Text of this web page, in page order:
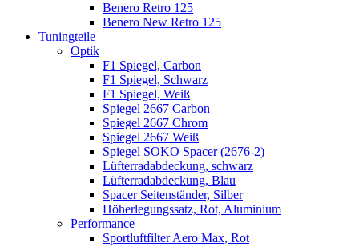
Benero Retro 125
Benero New Retro 125
Tuningteile
Optik
F1 Spiegel, Carbon
F1 Spiegel, Schwarz
F1 Spiegel, Weiß
Spiegel 2667 Carbon
Spiegel 2667 Chrom
Spiegel 2667 Weiß
Spiegel SOKO Spacer (2676-2)
Lüfterradabdeckung, schwarz
Lüfterradabdeckung, Blau
Spacer Seitenständer, Silber
Höherlegungssatz, Rot, Aluminium
Performance
Sportluftfilter Aero Max, Rot